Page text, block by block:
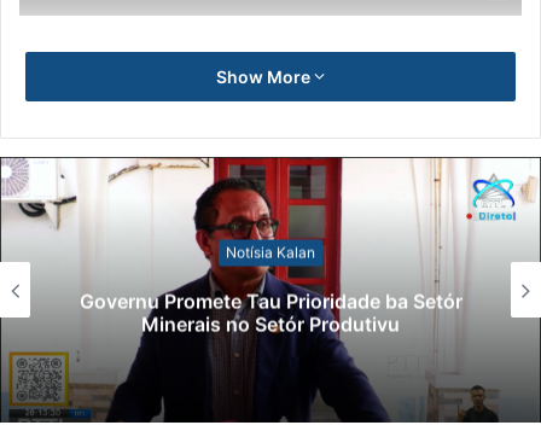
Show More
Notísia Kalan
Governu Promete Tau Prioridade ba Setór
Minerais no Setór Produtivu